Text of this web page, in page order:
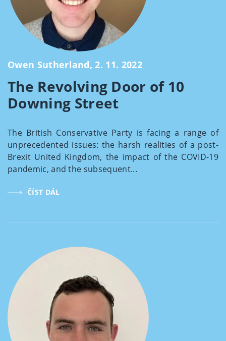
Owen Sutherland, 2. 11. 2022
The Revolving Door of 10
Downing Street
The British Conservative Party is facing a range of
unprecedented issues: the harsh realities of a post-
Brexit United Kingdom, the impact of the COVID-19
pandemic, and the subsequent...
ČÍST DÁL